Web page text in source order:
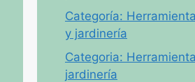
Categoría:
y jardinería
Categoria:
jardinería